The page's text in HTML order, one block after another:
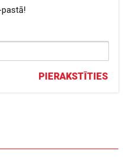
PIERAKSTĪTIES